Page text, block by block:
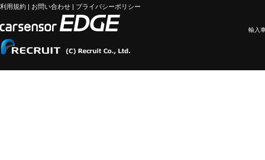
利用規約 | お問い合わせ | プライバシーポリシー
輸入